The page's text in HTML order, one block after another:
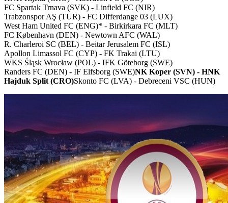
FC Spartak Trnava (SVK) - Linfield FC (NIR)
Trabzonspor AŞ (TUR) - FC Differdange 03 (LUX)
West Ham United FC (ENG)* - Birkirkara FC (MLT)
FC København (DEN) - Newtown AFC (WAL)
R. Charleroi SC (BEL) - Beitar Jerusalem FC (ISL)
Apollon Limassol FC (CYP) - FK Trakai (LTU)
WKS Śląsk Wrocław (POL) - IFK Göteborg (SWE)
Randers FC (DEN) - IF Elfsborg (SWE)NK Koper (SVN) - HNK
Hajduk Split (CRO)Skonto FC (LVA) - Debreceni VSC (HUN)